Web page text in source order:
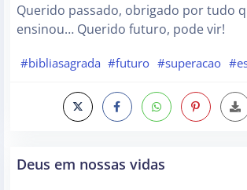
Querido passado, obrigado por tudo
ensinou… Querido futuro, pode vir!
#bibliasagrada #futuro #superacao
Deus em nossas vidas